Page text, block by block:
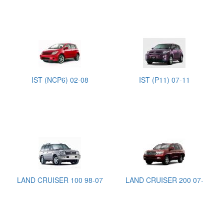
IST (NCP6) 02-08 IST (P11) 07-11
LAND CRUISER 100 98-07 LAND CRUISER 200 07-